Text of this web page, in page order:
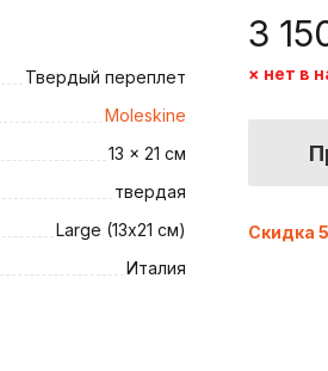
Твердый переплет
Moleskine
13 x 21 см
твердая
Large (13х21 см)
Италия
3
× нет в
Скидка